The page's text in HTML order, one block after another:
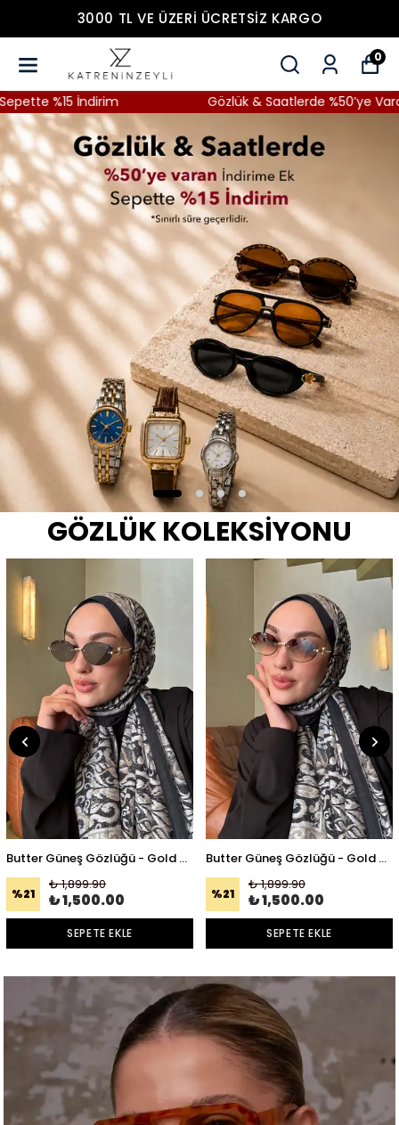
3000 TL VE ÜZERİ ÜCRETSİZ KARGO
0
Gözlük & Saatlerde %50’ye Varan İndirim + Sepette
GÖZLÜK KOLEKSİYONU
Butter Güneş Gözlüğü - Gold Çerçeve Siyah Cam
%21
₺ 1,899.90
₺ 1,500.00
SEPETE EKLE
Butter Güneş Gözlüğü - Gold Çerçeve Kahverengi Cam
%21
₺ 1,899.90
₺ 1,500.00
SEPETE EKLE